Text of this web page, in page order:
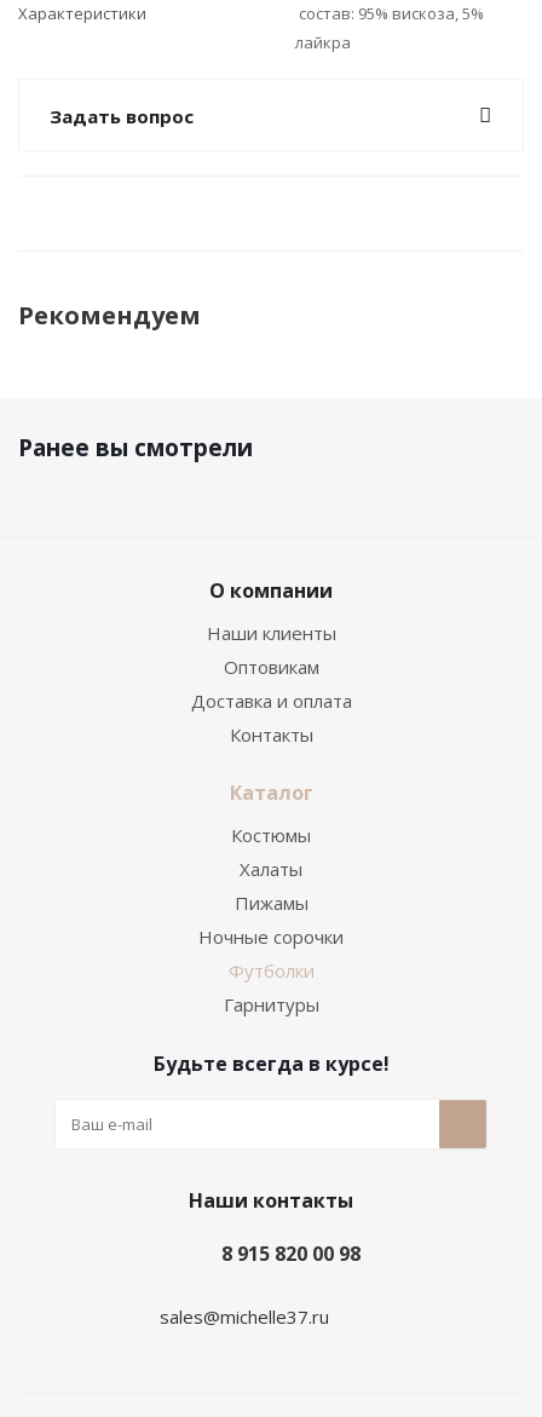
Характеристики
состав: 95% вискоза, 5%
лайкра
Задать вопрос
Рекомендуем
Ранее вы смотрели
О компании
Наши клиенты
Оптовикам
Доставка и оплата
Контакты
Каталог
Костюмы
Халаты
Пижамы
Ночные сорочки
Футболки
Гарнитуры
Будьте всегда в курсе!
Наши контакты
8 915 820 00 98
sales@michelle37.ru